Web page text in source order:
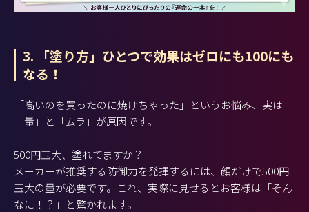
3. 「塗り方」ひとつで効果はゼロにも100にも
なる！
「高いのを買ったのに焼けちゃった」というお悩み、実は
「量」と「ムラ」が原因です。
500円玉大、塗れてますか？
メーカーが推奨する防御力を発揮するには、顔だけで500円
玉大の量が必要です。これ、実際に見せるとお客様は「そん
なに！？」と驚かれます。